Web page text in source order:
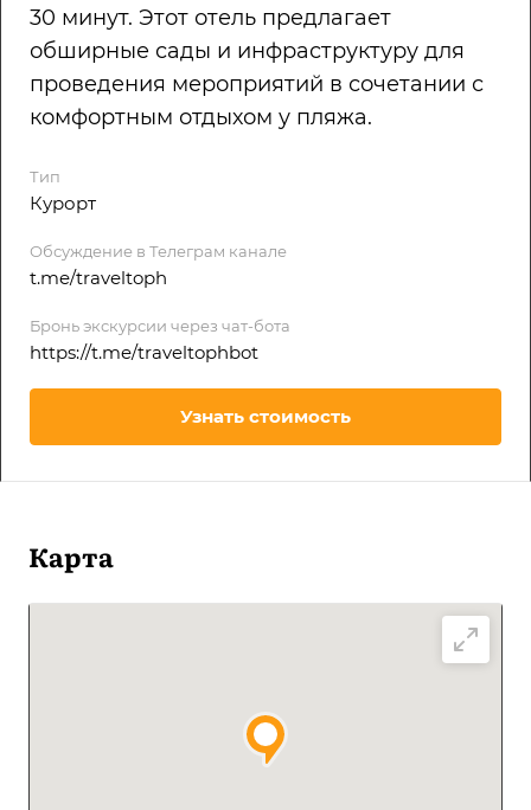
30 минут. Этот отель предлагает
обширные сады и инфраструктуру для
проведения мероприятий в сочетании с
комфортным отдыхом у пляжа.
Тип
Курорт
Обсуждение в Телеграм канале
t.me/traveltoph
Бронь экскурсии через чат-бота
https://t.me/traveltophbot
Узнать стоимость
Карта